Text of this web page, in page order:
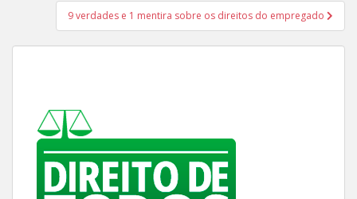
9 verdades e 1 mentira sobre os direitos do empregado